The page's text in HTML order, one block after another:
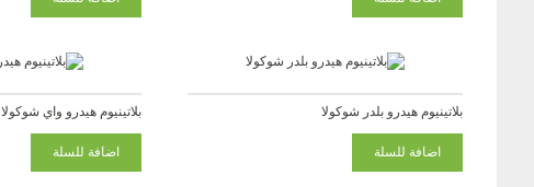
بلاتينيوم هيدرو بلدر شوكولا بلاتينيوم هيدرو واي شوكولا